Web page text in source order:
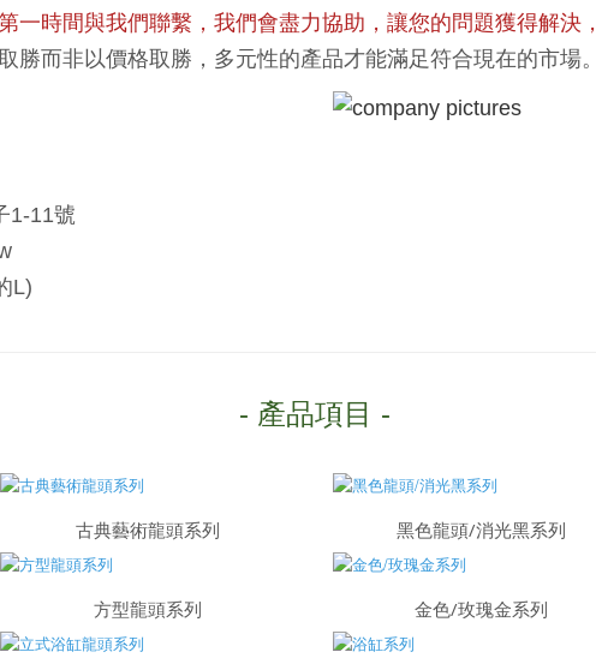
一時間與我們聯繫，我們會盡力協助，讓您的問題獲得解決，
勝而非以價格取勝，多元性的產品才能滿足符合現在的市場。
1-11號
L)
- 產品項目 -
古典藝術龍頭系列 黑色龍頭/消光黑系列
方型龍頭系列 金色/玫瑰金系列